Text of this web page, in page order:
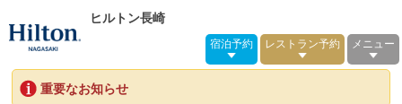
ヒルトン長崎
宿泊予約 レストラン予約 メニュー
重要なお知らせ